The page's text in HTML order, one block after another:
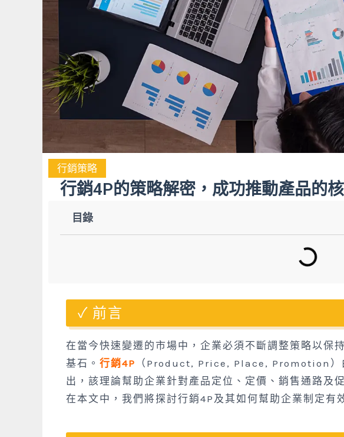
行銷策略
行銷4P的策略解密，成功推動產品的核
目錄
前言
在當今快速變遷的市場中，企業必須不斷調整策略以保
基石。 行銷4P （Product, Price, Place, Promotion）
出，該理論幫助企業針對產品定位、定價、銷售通路及
在本文中，我們將探討行銷4P及其如何幫助企業制定有